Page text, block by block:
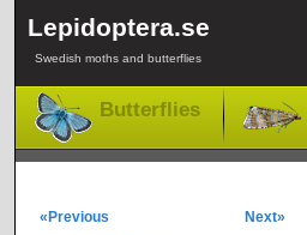
Lepidoptera.se
Swedish moths and butterflies
Butterflies
«Previous Next»